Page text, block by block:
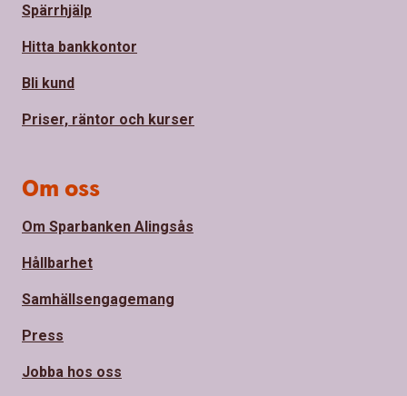
Spärrhjälp
Hitta bankkontor
Bli kund
Priser, räntor och kurser
Om oss
Om Sparbanken Alingsås
Hållbarhet
Samhällsengagemang
Press
Jobba hos oss